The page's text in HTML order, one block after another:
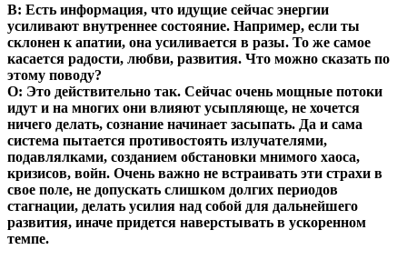
В: Есть информация, что идущие сейчас энергии
усиливают внутреннее состояние. Например, если ты
склонен к апатии, она усиливается в разы. То же самое
касается радости, любви, развития. Что можно сказать по
этому поводу?
О: Это действительно так. Сейчас очень мощные потоки
идут и на многих они влияют усыпляюще, не хочется
ничего делать, сознание начинает засыпать. Да и сама
система пытается противостоять излучателями,
подавлялками, созданием обстановки мнимого хаоса,
кризисов, войн. Очень важно не встраивать эти страхи в
свое поле, не допускать слишком долгих периодов
стагнации, делать усилия над собой для дальнейшего
развития, иначе придется наверстывать в ускоренном
темпе.